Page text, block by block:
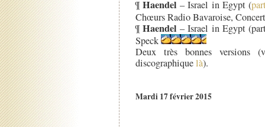
¶ Haendel – Israel in Egypt (
Chœurs Radio Bavaroise,
¶ Haendel – Israel in Egypt
Speck
Deux très bonnes versions
discographiquelà).
Mardi 17 février 2015